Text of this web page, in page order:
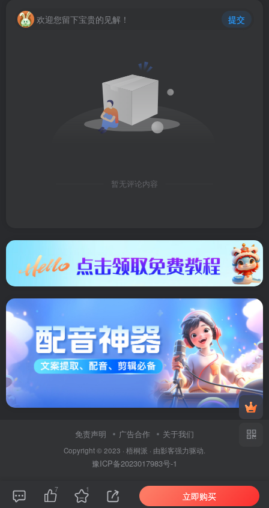
欢迎您留下宝贵的见解！ 提交
暂无评论内容
免责声明 广告合作 关于我们
Copyright © 2023 · 梧桐派 · 由影客强力驱动.
豫ICP备2023017983号-1
7 1
立即购买